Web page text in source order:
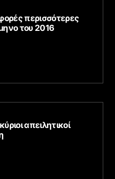
περισσότερες
του 2016
απειλητικοί